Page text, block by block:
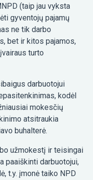
(taip jau vyksta
gyventojų pajamų
ne tik darbo
bet ir kitos pajamos,
turto
darbuotojui
kodėl
mokesčių
atsitraukia
buhalterė.
užmokestį ir teisingai
paaiškinti darbuotojui,
t.y. įmonė taiko NPD